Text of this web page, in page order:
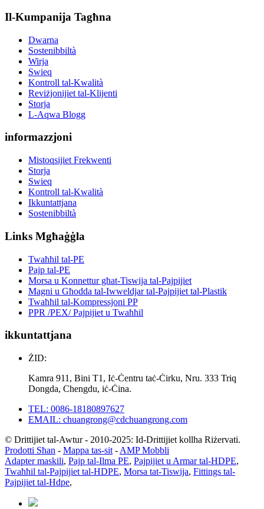
Il-Kumpanija Tagħna
Dwarna
Sostenibbiltà
Wirja
Swieq
Kontroll tal-Kwalità
Reviżjonijiet tal-Klijenti
Storja
L-Aqwa Blogg
informazzjoni
Mistoqsijiet Frekwenti
Storja
Swieq
Kontroll tal-Kwalità
Ikkuntattjana
Sostenibbiltà
Links Mgħaġġla
Twaħħil tal-PE
Pajp tal-PE
Morsa u Konnettur għat-Tiswija tal-Pajpijiet
Magni u Għodda tal-Iwweldjar tal-Pajpijiet tal-Plastik
Twaħħil tal-Kompressjoni PP
PPR /PEX/ Pajpijiet u Twaħħil
ikkuntattjana
ŻID:
Kamra 911, Bini T1, Iċ-Ċentru taċ-Ċirku, Nru. 333 Triq
Dongda, Chengdu, iċ-Ċina.
TEL: 0086-18180897627
EMAIL: chuangrong@cdchuangrong.com
© Drittijiet tal-Awtur - 2010-2025: Id-Drittijiet kollha Riżervati.
Prodotti Sħan - Mappa tas-sit - AMP Mobbli
Adapter maskili, Pajp tal-Ilma PE, Pajpijiet u Armar tal-HDPE,
Twaħħil tal-Pajpijiet tal-HDPE, Morsa tat-Tiswija, Fittings tal-
Pajpijiet tal-Hdpe,